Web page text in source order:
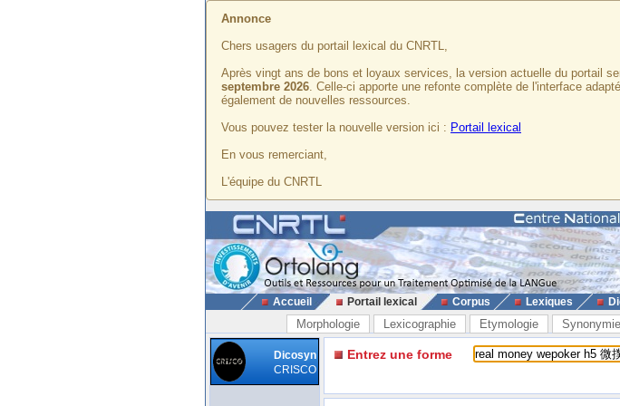
Annonce
Chers usagers du portail lexical du CNRTL,
Après vingt ans de bons et loyaux services, la version actuelle du portail
septembre 2026. Celle-ci apporte une refonte complète de l'interface
également de nouvelles ressources.
Vous pouvez tester la nouvelle version ici : Portail lexical
En vous remerciant,
L'équipe du CNRTL
Accueil Portail lexical Corpus Lexiques
Morphologie Lexicographie Etymologie Synonymie
Dicosyn
CRISCO
Entrez une forme